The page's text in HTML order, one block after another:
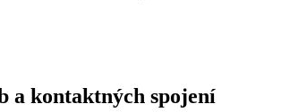
a kontaktných spojení